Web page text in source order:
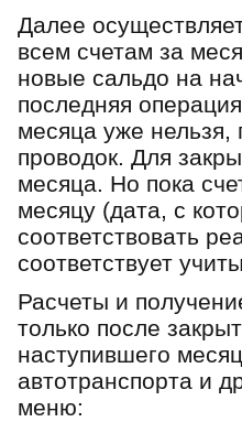
Далее
всем счетам за
новые сальдо на
последняя
месяца уже нельзя,
проводок. Для
месяца. Но пока
месяцу (дата, с
соответствовать
соответствует
Расчеты и
только после
наступившего
автотранспорта и
меню: